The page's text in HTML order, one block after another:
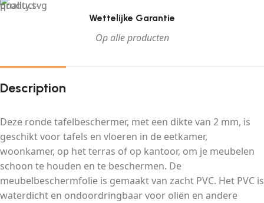
Wettelijke Garantie
Op alle producten
Description
Deze ronde tafelbeschermer, met een dikte van 2 mm, is
geschikt voor tafels en vloeren in de eetkamer,
woonkamer, op het terras of op kantoor, om je meubelen
schoon te houden en te beschermen. De
meubelbeschermfolie is gemaakt van zacht PVC. Het PVC is
waterdicht en ondoordringbaar voor oliën en andere